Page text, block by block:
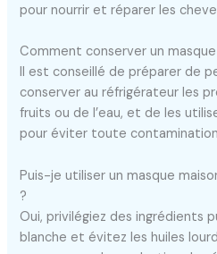
pour nourrir et réparer les
Comment conserver un
Il est conseillé de préparer de
conserver au réfrigérateur les
fruits ou de l’eau, et de les
pour éviter toute
Puis-je utiliser un masque
?
Oui, privilégiez des ingrédients
blanche et évitez les huiles